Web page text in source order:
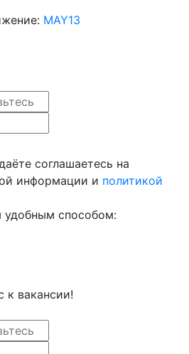
MAY13
соглашаетесь на
информации и политикой
удобным способом:
к вакансии!